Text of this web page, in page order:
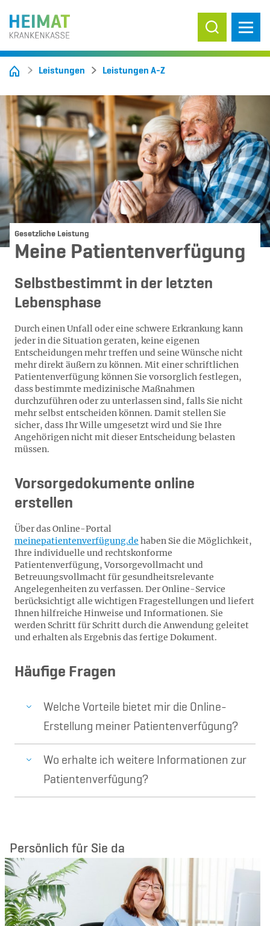
Suche ein-/
Leistungen Leistungen A-Z
Gesetzliche Leistung
Meine Patientenverfügung
Selbstbestimmt in der letzten
Lebensphase
Durch einen Unfall oder eine schwere Erkrankung kann
jeder in die Situation geraten, keine eigenen
Entscheidungen mehr treffen und seine Wünsche nicht
mehr direkt äußern zu können. Mit einer schriftlichen
Patientenverfügung können Sie vorsorglich festlegen,
dass bestimmte medizinische Maßnahmen
durchzuführen oder zu unterlassen sind, falls Sie nicht
mehr selbst entscheiden können. Damit stellen Sie
sicher, dass Ihr Wille umgesetzt wird und Sie Ihre
Angehörigen nicht mit dieser Entscheidung belasten
müssen.
Vorsorgedokumente online
erstellen
Über das Online-Portal
meinepatientenverfügung.de haben Sie die Möglichkeit,
Ihre individuelle und rechtskonforme
Patientenverfügung, Vorsorgevollmacht und
Betreuungsvollmacht für gesundheitsrelevante
Angelegenheiten zu verfassen. Der Online-Service
berücksichtigt alle wichtigen Fragestellungen und liefert
Ihnen hilfreiche Hinweise und Informationen. Sie
werden Schritt für Schritt durch die Anwendung geleitet
und erhalten als Ergebnis das fertige Dokument.
Häufige Fragen
Welche Vorteile bietet mir die Online-
Erstellung meiner Patientenverfügung?
Wo erhalte ich weitere Informationen zur
Patientenverfügung?
Persönlich für Sie da